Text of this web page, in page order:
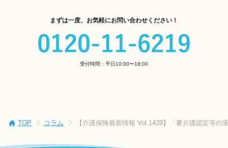
まずは一度、お気軽にお問い合わせください！
受付時間：平日10:00〜18:00
TOP コラム 【介護保険最新情報 Vol.1439】「要介護認定等